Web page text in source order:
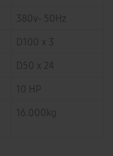
380v- 50Hz
D100 x 3
D50 x 24
10 HP
16.000kg